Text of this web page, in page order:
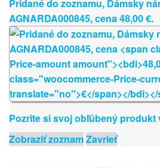
Pridané do zoznamu, Dámsky
AGNARDA000845, cena48,00€.
Pozrite si svoj obľúbený produkt
Zobraziť zoznamZavrieť